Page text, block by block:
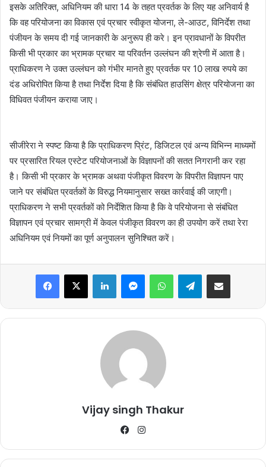
इसके अतिरिक्त, अधिनियम की धारा 14 के तहत प्रवर्तक के लिए यह अनिवार्य है
कि वह परियोजना का विकास एवं प्रचार स्वीकृत योजना, ले-आउट, विनिर्देश तथा
पंजीयन के समय दी गई जानकारी के अनुरूप ही करे। इन प्रावधानों के विपरीत
किसी भी प्रकार का भ्रामक प्रचार या परिवर्तन उल्लंघन की श्रेणी में आता है।
प्राधिकरण ने उक्त उल्लंघन को गंभीर मानते हुए प्रवर्तक पर 10 लाख रुपये का
दंड अधिरोपित किया है तथा निर्देश दिया है कि संबंधित हाउसिंग क्षेत्र परियोजना का
विधिवत पंजीयन कराया जाए।
सीजीरेरा ने स्पष्ट किया है कि प्राधिकरण प्रिंट, डिजिटल एवं अन्य विभिन्न माध्यमों
पर प्रसारित रियल एस्टेट परियोजनाओं के विज्ञापनों की सतत निगरानी कर रहा
है। किसी भी प्रकार के भ्रामक अथवा पंजीकृत विवरण के विपरीत विज्ञापन पाए
जाने पर संबंधित प्रवर्तकों के विरुद्ध नियमानुसार सख्त कार्रवाई की जाएगी।
प्राधिकरण ने सभी प्रवर्तकों को निर्देशित किया है कि वे परियोजना से संबंधित
विज्ञापन एवं प्रचार सामग्री में केवल पंजीकृत विवरण का ही उपयोग करें तथा रेरा
अधिनियम एवं नियमों का पूर्ण अनुपालन सुनिश्चित करें।
Facebook
X LinkedInMessengerWhatsAppTelegramShare via Email
Vijay singh Thakur
Facebook